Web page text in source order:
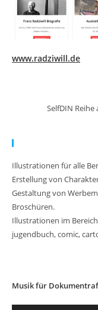
www.radziwill.de
SelfDIN
Illustrationen für alle
Erstellung von
Gestaltung von
Broschüren.
Illustrationen im
jugendbuch, comic,
Musik für